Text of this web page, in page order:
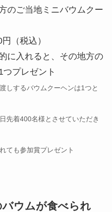
のご当地ミニバウムクー
（税込）
に入れると、その地方の
プレゼント
しするバウムクーヘンは1つと
先着400名様とさせていただき
ても参加賞プレゼント
ウムが食べられ